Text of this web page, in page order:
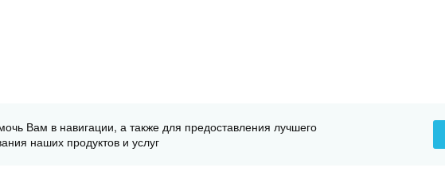
Вам в навигации, а также для предоставления лучшего
наших продуктов и услуг